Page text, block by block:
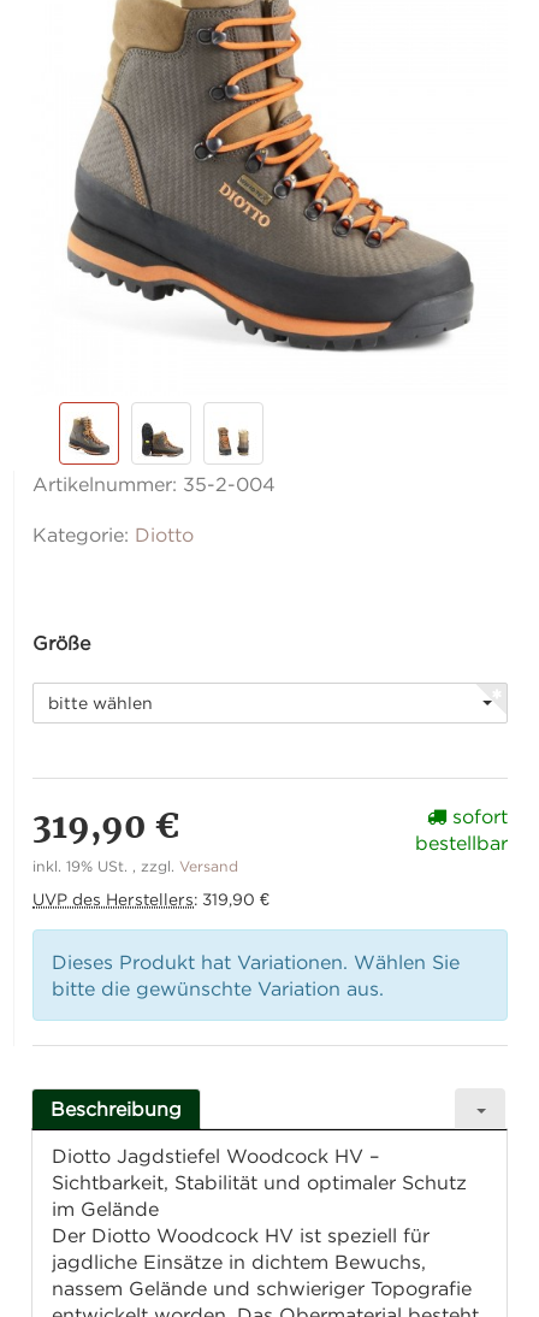
Artikelnummer: 35-2-004
Kategorie: Diotto
Größe
bitte wählen
319,90 €
inkl. 19% USt. , zzgl.Versand
UVP des Herstellers: 319,90 €
sofort
bestellbar
Dieses Produkt hat Variationen. Wählen Sie
bitte die gewünschte Variation aus.
Beschreibung
Diotto Jagdstiefel Woodcock HV –
Sichtbarkeit, Stabilität und optimaler Schutz
im Gelände
Der Diotto Woodcock HV ist speziell für
jagdliche Einsätze in dichtem Bewuchs,
nassem Gelände und schwieriger Topografie